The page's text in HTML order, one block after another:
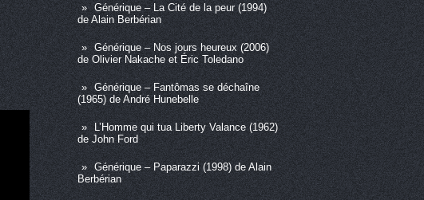
Générique – La Cité de la peur (1994)
de Alain Berbérian
Générique – Nos jours heureux (2006)
de Olivier Nakache et Éric Toledano
Générique – Fantômas se déchaîne
(1965) de André Hunebelle
L’Homme qui tua Liberty Valance (1962)
de John Ford
Générique – Paparazzi (1998) de Alain
Berbérian